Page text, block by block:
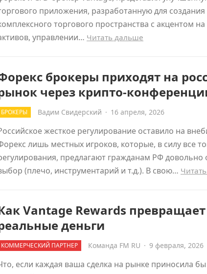
приложения, разработанную для создания
торгового пространства с акцентом
управлении… Читать дальше
брокеры приходят на
через крипто-
БРОКЕРЫ Вадим Свидерский · 16 апреля, 2026
жесткое регулирование оставило на
лишь местных игроков, которые, в силу все
предлагают гражданам РФ
(плечо, инструментарий и т.д.). В свою…
Vantage Rewards
деньги
КОММЕРЧЕСКИЙ ПАРТНЕР Команда FM RU · 9 февраля, 2026
если каждая ваша сделка на рынке приносила